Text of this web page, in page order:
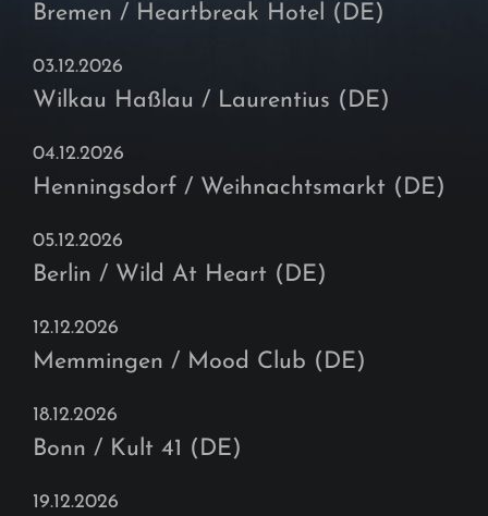
Bremen / Heartbreak Hotel (DE)
03.12.2026
Wilkau Haßlau / Laurentius (DE)
04.12.2026
Henningsdorf / Weihnachtsmarkt (DE)
05.12.2026
Berlin / Wild At Heart (DE)
12.12.2026
Memmingen / Mood Club (DE)
18.12.2026
Bonn / Kult 41 (DE)
19.12.2026